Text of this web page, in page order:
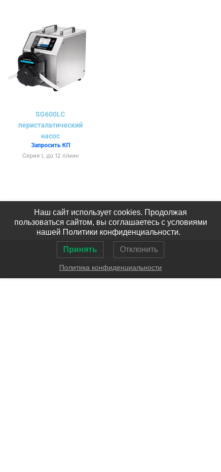
SG600LC
перистальтический
насос
Запросить КП
Серия L до 12 л/мин
© 2025 «ЧМЗпро»
Наш сайт использует cookies. Продолжая
пользоваться сайтом, вы соглашаетесь с условиями
нашей Политики конфиденциальности.
Принять Отклонить
Политика конфиденциальности